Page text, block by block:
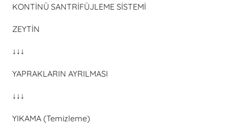
KONTİNÜ SANTRİFÜJLEME SİSTEMİ
ZEYTİN
↓↓↓
YAPRAKLARIN AYRILMASI
↓↓↓
YIKAMA (Temizleme)